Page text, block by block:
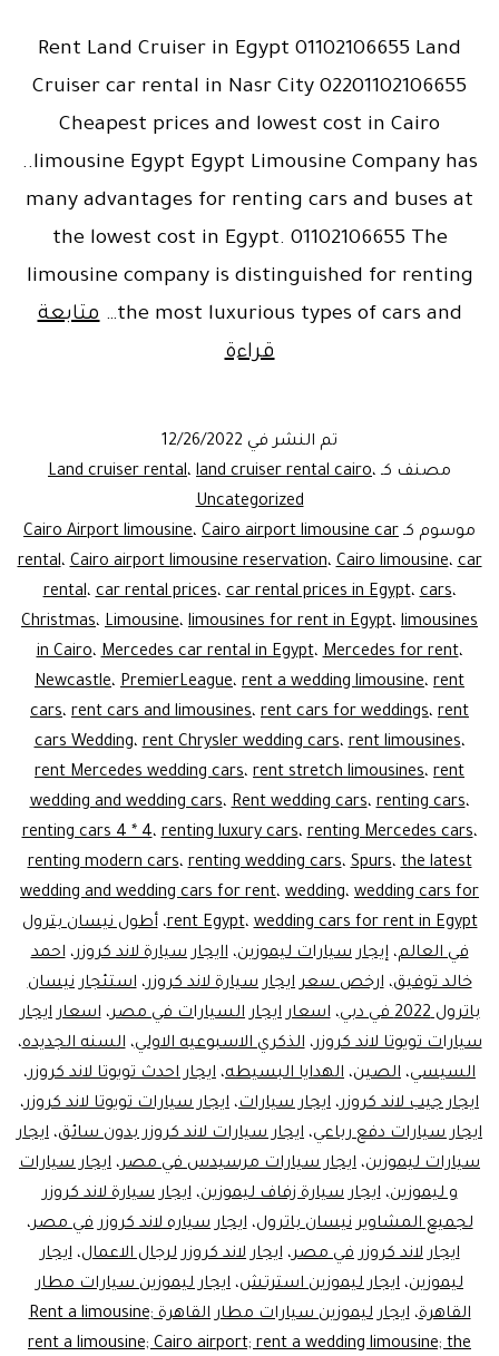
Rent Land Cruiser in Egypt 01102106655 Land
Cruiser car rental in Nasr City 02201102106655
Cheapest prices and lowest cost in Cairo
..limousine Egypt Egypt Limousine Company has
many advantages for renting cars and buses at
the lowest cost in Egypt. 01102106655 The
limousine company is distinguished for renting
the most luxurious types of cars and…
متابعة
قراءةToyota
Cruiser
for
rent
تم النشر في 12/26/2022
مصنف كـ
Land cruiser rental، land cruiser rental cairo،
Uncategorized
موسوم كـ
Cairo Airport limousine، Cairo airport limousine car
rental،Cairo airport limousine reservation،Cairo limousine،car
rental،car rental prices،car rental prices in Egypt،cars،
Christmas، Limousine، limousines for rent in Egypt، limousines
in Cairo،Mercedes car rental in Egypt،Mercedes for rent،
Newcastle، PremierLeague، rent a wedding limousine، rent
cars، rent cars and limousines، rent cars for weddings، rent
cars Wedding،rent Chrysler wedding cars،rent limousines،
rent Mercedes wedding cars، rent stretch limousines، rent
wedding and wedding cars،Rent wedding cars،renting cars،
renting cars 4 * 4،renting luxury cars،renting Mercedes cars،
renting modern cars،renting wedding cars،Spurs،the latest
wedding and wedding cars for rent، wedding، wedding cars for
rent Egypt،wedding cars for rent in Egypt ،أطول نيسان بترول
في العالم،إيجار سيارات ليموزين،اايجار سيارة لاند كروزر،احمد
خالد توفيق،ارخص سعر ايجار سيارة لاند كروزر،استئجار نيسان
باترول 2022 في دبي
،اسعار ايجار السيارات في مصر،اسعار ايجار
سيارات تويوتا لاند كروزر،الذكري الاسبوعيه الاولي،السنه الجديده،
السيسي، الصين، الهدايا البسيطه، ايجار احدث تويوتا لاند كروزر،
ايجار جيب لاند كروزر، ايجار سيارات، ايجار سيارات تويوتا لاند كروزر،
ايجار سيارات دفع رباعي، ايجار سيارات لاند كروزر بدون سائق، ايجار
سيارات ليموزين، ايجار سيارات مرسيدس في مصر، ايجار سيارات
و ليموزين،ايجار سيارة زفاف ليموزين،ايجار سيارة لاند كروزر
لجميع المشاوير نيسان باترول،ايجار سياره لاند كروزر في مصر،
ايجار لاند كروزر في مصر،ايجار لاند كروزر لرجال الاعمال،ايجار
ليموزين، ايجار ليموزين استرتش، ايجار ليموزين سيارات مطار
القاهرة،
ايجار ليموزين سيارات مطار القاهرة Rent a limousine;
rent a limousine; Cairo airport; rent a wedding limousine; the